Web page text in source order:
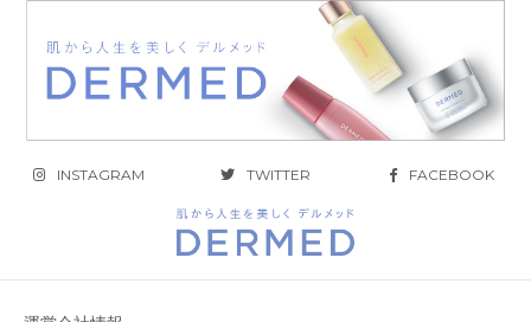
INSTAGRAM TWITTER FACEBOOK